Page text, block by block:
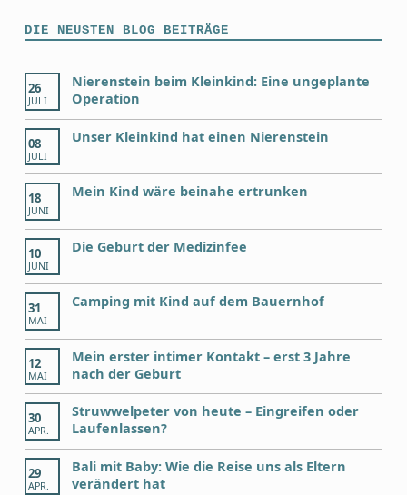
DIE NEUSTEN BLOG BEITRÄGE
26
JULI
Nierenstein beim Kleinkind: Eine ungeplante
Operation
08
JULI
Unser Kleinkind hat einen Nierenstein
18
JUNI
Mein Kind wäre beinahe ertrunken
10
JUNI
Die Geburt der Medizinfee
31
MAI
Camping mit Kind auf dem Bauernhof
12
MAI
Mein erster intimer Kontakt – erst 3 Jahre
nach der Geburt
30
APR.
Struwwelpeter von heute – Eingreifen oder
Laufenlassen?
29
APR.
Bali mit Baby: Wie die Reise uns als Eltern
verändert hat